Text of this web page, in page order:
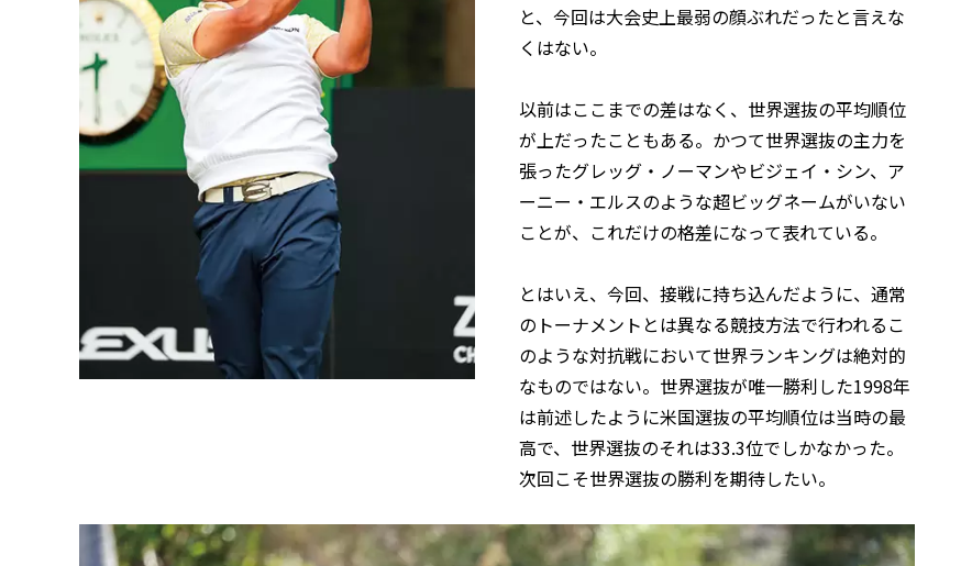
と、今回は大会史上最弱の顔ぶれだったと言えな
くはない。
以前はここまでの差はなく、世界選抜の平均順位
が上だったこともある。かつて世界選抜の主力を
張ったグレッグ・ノーマンやビジェイ・シン、ア
ーニー・エルスのような超ビッグネームがいない
ことが、これだけの格差になって表れている。
とはいえ、今回、接戦に持ち込んだように、通常
のトーナメントとは異なる競技方法で行われるこ
のような対抗戦において世界ランキングは絶対的
なものではない。世界選抜が唯一勝利した1998年
は前述したように米国選抜の平均順位は当時の最
高で、世界選抜のそれは33.3位でしかなかった。
次回こそ世界選抜の勝利を期待したい。